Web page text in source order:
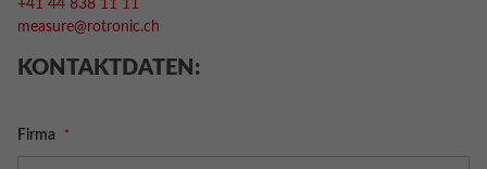
+41 44 838 11 11
measure@rotronic.ch
KONTAKTDATEN:
Firma